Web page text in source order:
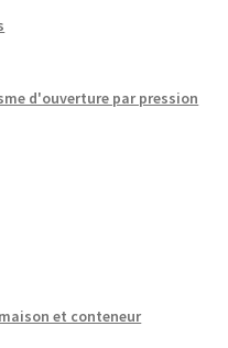
d'ouverture par pression
et conteneur